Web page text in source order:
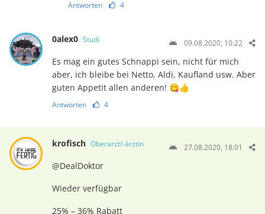
Antworten 4
0alex0 Studi 09.08.2020, 10:22
Es mag ein gutes Schnappi sein, nicht für mich
aber, ich bleibe bei Netto, Aldi, Kaufland usw. Aber
guten Appetit allen anderen! 😋👍
Antworten 4
krofisch Oberarzt/-ärztin 27.08.2020, 18:01
@DealDoktor
Wieder verfügbar
25% – 36% Rabatt